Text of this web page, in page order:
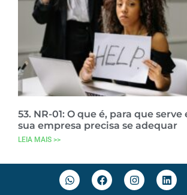
53. NR-01: O que é, para que
sua empresa precisa se adequar
LEIA MAIS >>